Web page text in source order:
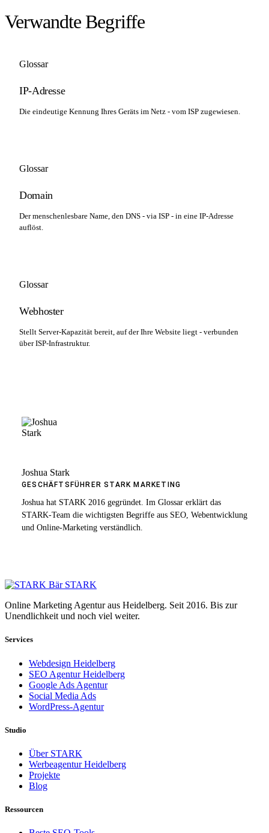
Verwandte Begriffe
Glossar
IP-Adresse
Die eindeutige Kennung Ihres Geräts im Netz - vom ISP zugewiesen.
Glossar
Domain
Der menschenlesbare Name, den DNS - via ISP - in eine IP-Adresse
auflöst.
Glossar
Webhoster
Stellt Server-Kapazität bereit, auf der Ihre Website liegt - verbunden
über ISP-Infrastruktur.
Joshua Stark
GESCHÄFTSFÜHRER STARK MARKETING
Joshua hat STARK 2016 gegründet. Im Glossar erklärt das
STARK-Team die wichtigsten Begriffe aus SEO, Webentwicklung
und Online-Marketing verständlich.
STARK
Online Marketing Agentur aus Heidelberg. Seit 2016. Bis zur
Unendlichkeit und noch viel weiter.
Services
Webdesign Heidelberg
SEO Agentur Heidelberg
Google Ads Agentur
Social Media Ads
WordPress-Agentur
Studio
Über STARK
Werbeagentur Heidelberg
Projekte
Blog
Ressourcen